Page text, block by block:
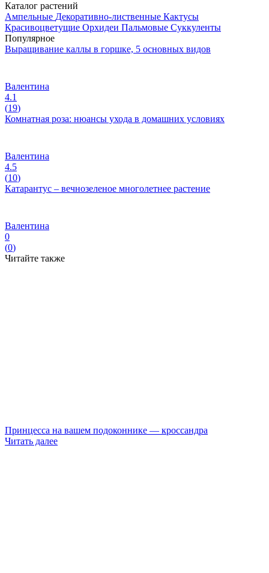
Каталог растений
Ампельные Декоративно-лиственные Кактусы
Красивоцветущие Орхидеи Пальмовые Суккуленты
Популярное
Выращивание каллы в горшке, 5 основных видов
Валентина
4.1
(19)
Комнатная роза: нюансы ухода в домашних условиях
Валентина
4.5
(10)
Катарантус – вечнозеленое многолетнее растение
Валентина
0
(0)
Читайте также
Принцесса на вашем подоконнике — кроссандра
Читать далее